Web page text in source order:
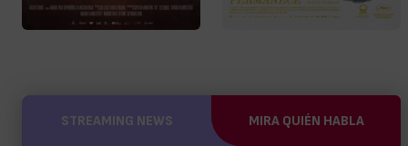
STREAMING NEWS MIRA QUIÉN HABLA